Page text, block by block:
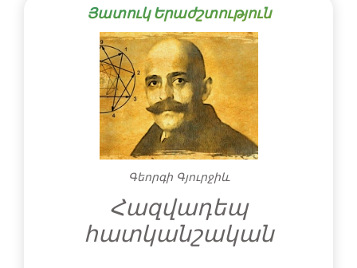
Յատուկ Երաժշտություն
Գեորգի Գյուրջիև
Հազվադեպ
հատկանշական